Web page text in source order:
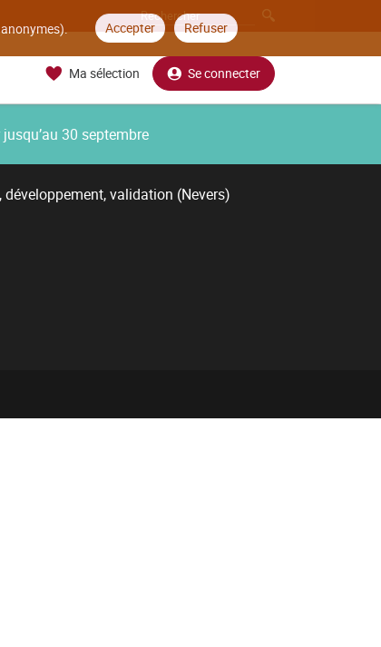
Accepter Refuser
Ma sélection Se connecter
30 septembre
validation (Nevers)